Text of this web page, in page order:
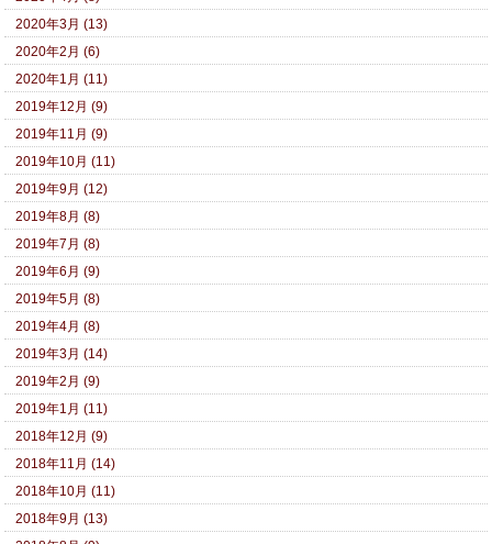
2020年3月 (13)
2020年2月 (6)
2020年1月 (11)
2019年12月 (9)
2019年11月 (9)
2019年10月 (11)
2019年9月 (12)
2019年8月 (8)
2019年7月 (8)
2019年6月 (9)
2019年5月 (8)
2019年4月 (8)
2019年3月 (14)
2019年2月 (9)
2019年1月 (11)
2018年12月 (9)
2018年11月 (14)
2018年10月 (11)
2018年9月 (13)